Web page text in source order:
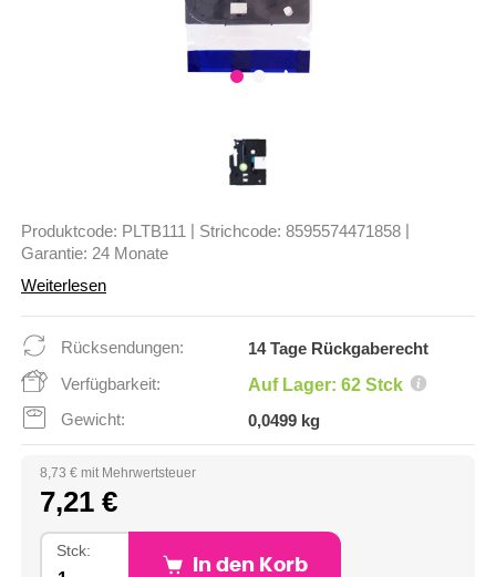
Produktcode: PLTB111 Strichcode: 8595574471858
Garantie: 24 Monate
Weiterlesen
Rücksendungen:
14 Tage Rückgaberecht
Verfügbarkeit:
Auf Lager: 62 Stck
Gewicht: 0,0499 kg
8,73 € mit Mehrwertsteuer
7,21 €
Stck:
In den Korb